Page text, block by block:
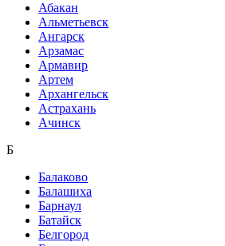
Абакан
Альметьевск
Ангарск
Арзамас
Армавир
Артем
Архангельск
Астрахань
Ачинск
Б
Балаково
Балашиха
Барнаул
Батайск
Белгород